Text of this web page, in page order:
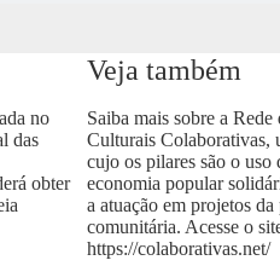
no
das
obter
Veja também
Saiba mais sobre a Rede
Culturais Colaborativas,
cujo os pilares são o uso
economia popular
a atuação em projetos
comunitária. Acesse o
https://colaborativas.net/